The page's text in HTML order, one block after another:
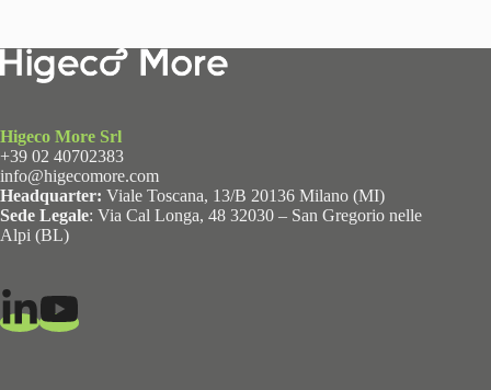
Higeco More Srl
+39 02 40702383
info@higecomore.com
Headquarter: Viale Toscana, 13/B 20136 Milano (MI)
Sede Legale: Via Cal Longa, 48 32030 – San Gregorio nelle
Alpi (BL)